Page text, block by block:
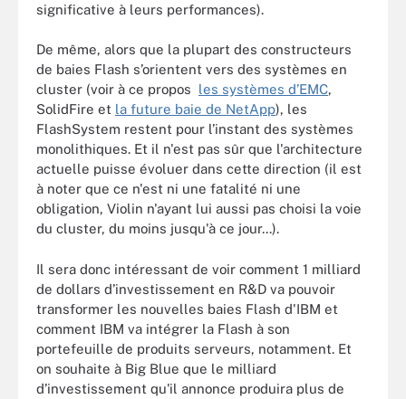
significative à leurs performances).
De même, alors que la plupart des constructeurs
de baies Flash s’orientent vers des systèmes en
cluster (voir à ce propos les systèmes d’EMC,
SolidFire et la future baie de NetApp), les
FlashSystem restent pour l’instant des systèmes
monolithiques. Et il n'est pas sûr que l'architecture
actuelle puisse évoluer dans cette direction (il est
à noter que ce n'est ni une fatalité ni une
obligation, Violin n'ayant lui aussi pas choisi la voie
du cluster, du moins jusqu'à ce jour...).
Il sera donc intéressant de voir comment 1 milliard
de dollars d’investissement en R&D va pouvoir
transformer les nouvelles baies Flash d'IBM et
comment IBM va intégrer la Flash à son
portefeuille de produits serveurs, notamment. Et
on souhaite à Big Blue que le milliard
d’investissement qu'il annonce produira plus de